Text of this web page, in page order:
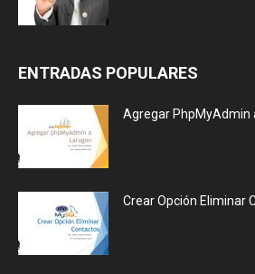
ENTRADAS POPULARES
Agregar PhpMyAdmin
Crear Opción Eliminar